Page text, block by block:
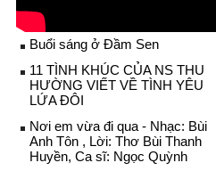
Buổi sáng ở Đầm Sen
11 TÌNH KHÚC CỦA NS THU
HƯỜNG VIẾT VỀ TÌNH YÊU
LỨA ĐÔI
Nơi em vừa đi qua - Nhạc: Bùi
Anh Tôn , Lời: Thơ Bùi Thanh
Huyền, Ca sĩ: Ngọc Quỳnh